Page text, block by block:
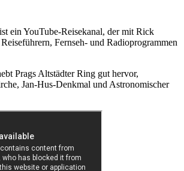
ein YouTube-Reisekanal, der mit Rick
Fernseh- und Radioprogrammen
Prags Altstädter Ring gut hervor,
Jan-Hus-Denkmal und Astronomischer